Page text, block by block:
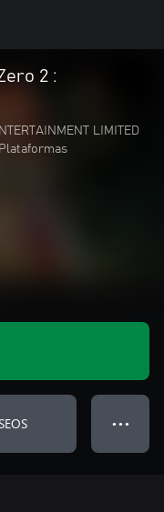
2 :
LIMITED
Plataformas
● ● ●